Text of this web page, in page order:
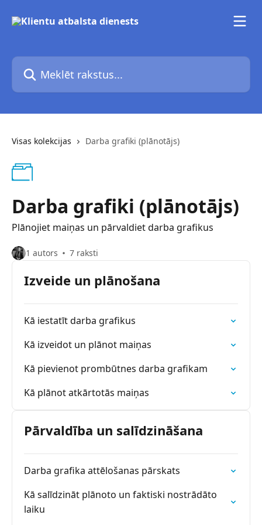
Meklēt rakstus...
Visas kolekcijas Darba grafiki (plānotājs)
Darba grafiki (plānotājs)
Plānojiet maiņas un pārvaldiet darba grafikus
1 autors 7 raksti
Izveide un plānošana
Kā iestatīt darba grafikus
Kā izveidot un plānot maiņas
Kā pievienot prombūtnes darba grafikam
Kā plānot atkārtotās maiņas
Pārvaldība un salīdzināšana
Darba grafika attēlošanas pārskats
Kā salīdzināt plānoto un faktiski nostrādāto
laiku